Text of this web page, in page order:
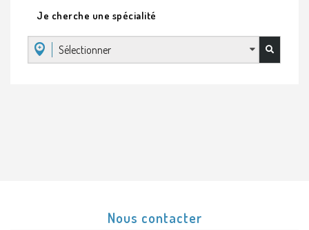
Je cherche une spécialité
Sélectionner
Nous contacter